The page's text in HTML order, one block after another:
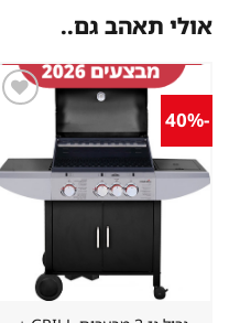
אולי תאהב גם..